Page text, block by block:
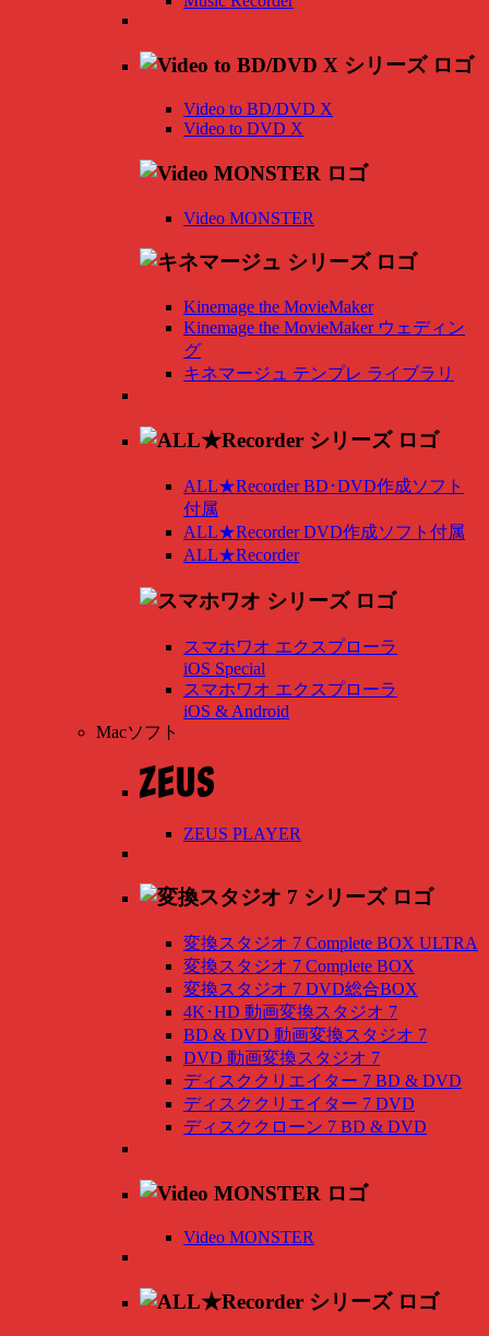
Video to BD/DVD X
Video to DVD X
Video MONSTER
Kinemage the MovieMaker
Kinemage the MovieMaker ウェディン
グ
キネマージュ テンプレ ライブラリ
ALL★Recorder BD･DVD作成ソフト
付属
ALL★Recorder DVD作成ソフト付属
ALL★Recorder
スマホワオ エクスプローラ
iOS Special
スマホワオ エクスプローラ
iOS & Android
Macソフト
ZEUS PLAYER
変換スタジオ 7 Complete BOX ULTRA
変換スタジオ 7 Complete BOX
変換スタジオ 7 DVD総合BOX
4K･HD 動画変換スタジオ 7
BD & DVD 動画変換スタジオ 7
DVD 動画変換スタジオ 7
ディスククリエイター 7 BD & DVD
ディスククリエイター 7 DVD
ディスククローン 7 BD & DVD
Video MONSTER